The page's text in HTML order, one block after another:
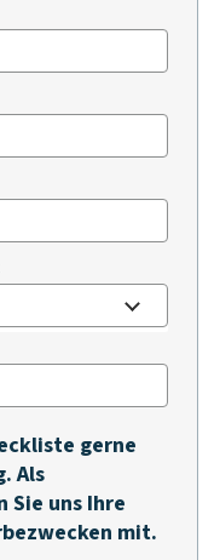
gerne
Als
uns Ihre
mit.